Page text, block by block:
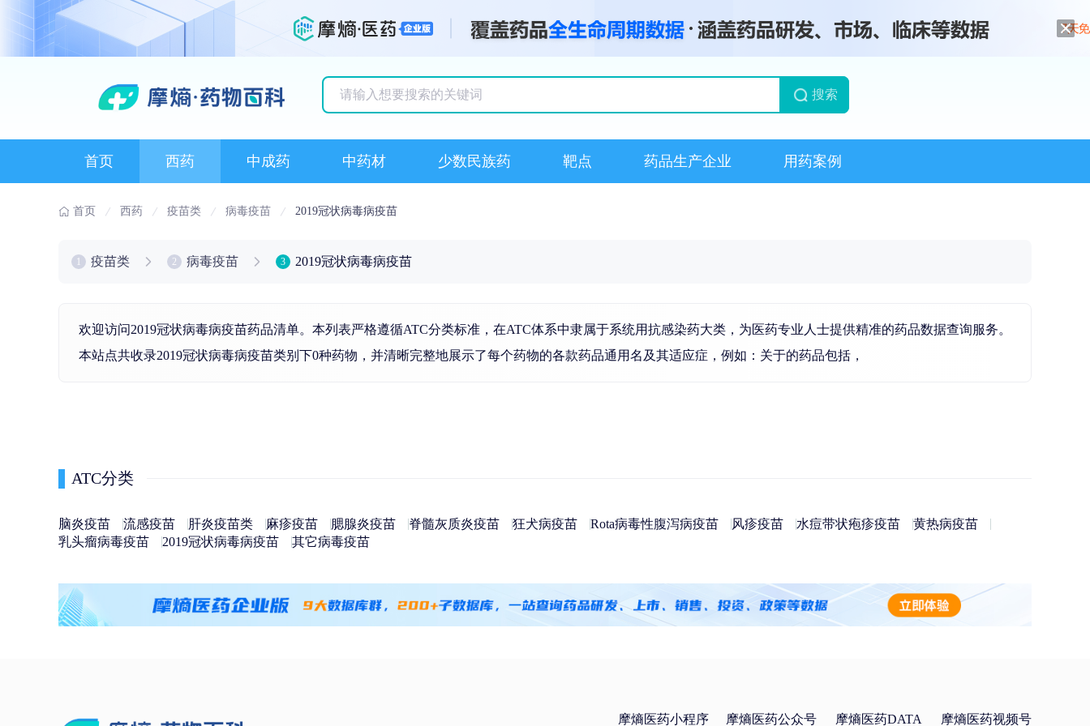
搜索
首页 西药 中成药 中药材 少数民族药 靶点 药品生产企业 用药案例
首页 西药 疫苗类 病毒疫苗 2019冠状病毒病疫苗
疫苗类 2 病毒疫苗 3 2019冠状病毒病疫苗
欢迎访问2019冠状病毒病疫苗药品清单。本列表严格遵循ATC分类标准，在ATC体系中隶属于系统用抗感染药大类，为医药专业人士提供精准的药品数据查询服务。
本站点共收录2019冠状病毒病疫苗类别下0种药物，并清晰完整地展示了每个药物的各款药品通用名及其适应症，例如：关于的药品包括，
ATC分类
脑炎疫苗 流感疫苗 肝炎疫苗类 麻疹疫苗 腮腺炎疫苗 脊髓灰质炎疫苗 狂犬病疫苗 Rota病毒性腹泻病疫苗 风疹疫苗 水痘带状疱疹疫苗
黄热病疫苗
乳头瘤病毒疫苗
2019冠状病毒病疫苗 其它病毒疫苗
摩熵医药小程序 摩熵医药公众号 摩熵医药DATA 摩熵医药视频号